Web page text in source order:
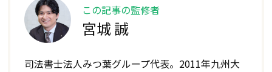
この記事の監修者
宮城 誠
司法書士法人みつ葉グループ代表。2011年九州大